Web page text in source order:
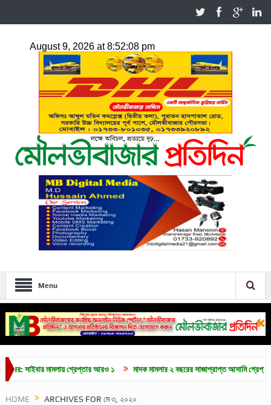
Menu
মামলায় গ্রেপ্তার আরও ১ মাদক মামলার ২ বছরের সাজাপ্রাপ্ত আসামি গ্রেপ্তার
HOME ARCHIVES FOR মে ৩, ২০২০